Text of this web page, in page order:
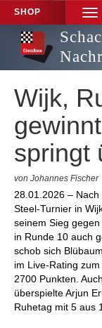
SHOP
Wijk,
springt
von Johannes Fischer
28.01.2026 –
Steel-Turnier in
seinem Sieg
in Runde 10 auch
schob sich
im Live-Rating
2700 Punkten.
überspielte Arjun
Ruhetag mit 5 aus